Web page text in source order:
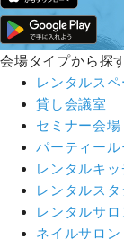
会場タイプから探
レンタルスペ
貸し会議室
セミナー会場
パーティール
レンタルキッ
レンタルスタ
レンタルサロ
ネイルサロン